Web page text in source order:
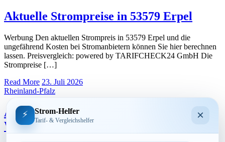
Aktuelle Strompreise in 53579 Erpel
Werbung Den aktuellen Strompreis in 53579 Erpel und die
ungefährend Kosten bei Stromanbietern können Sie hier berechnen
lassen. Preisvergleich: powered by TARIFCHECK24 GmbH Die
Strompreise […]
Read More 23. Juli 2026
Rheinland-Pfalz
Aktuelle Strompreise in 53578
Windhagen
⚡ Strom-Helfer
Tarif- & Vergleichshelfer ×